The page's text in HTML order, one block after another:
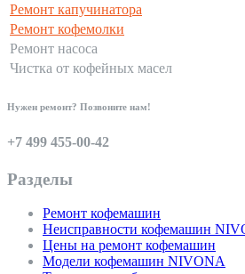
Ремонт капучинатора
Ремонт кофемолки
Ремонт насоса
Чистка от кофейных масел
Нужен ремонт? Позвоните нам!
+7 499 455-00-42
Разделы
Ремонт кофемашин
Неисправности кофемашин
Цены на ремонт кофемашин
Модели кофемашин NIVONA